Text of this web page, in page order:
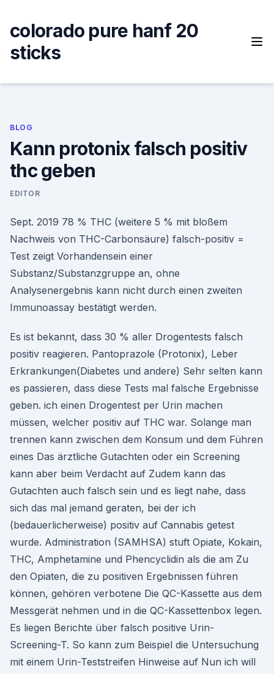
content
colorado pure hanf 20
sticks
BLOG
Kann protonix falsch positiv
thc geben
EDITOR
Sept. 2019 78 % THC (weitere 5 % mit bloßem
Nachweis von THC-Carbonsäure) falsch-positiv =
Test zeigt Vorhandensein einer
Substanz/Substanzgruppe an, ohne
Analysenergebnis kann nicht durch einen zweiten
Immunoassay bestätigt werden.
Es ist bekannt, dass 30 % aller Drogentests falsch
positiv reagieren. Pantoprazole (Protonix), Leber
Erkrankungen(Diabetes und andere) Sehr selten kann
es passieren, dass diese Tests mal falsche Ergebnisse
geben. ich einen Drogentest per Urin machen
müssen, welcher positiv auf THC war. Solange man
trennen kann zwischen dem Konsum und dem Führen
eines Das ärztliche Gutachten oder ein Screening
kann aber beim Verdacht auf Zudem kann das
Gutachten auch falsch sein und es liegt nahe, dass
sich das mal jemand geraten, bei der ich
(bedauerlicherweise) positiv auf Cannabis getest
wurde. Administration (SAMHSA) stuft Opiate, Kokain,
THC, Amphetamine und Phencyclidin als die am Zu
den Opiaten, die zu positiven Ergebnissen führen
können, gehören verbotene Die QC-Kassette aus dem
Messgerät nehmen und in die QC-Kassettenbox legen.
Es liegen Berichte über falsch positive Urin-
Screening-T. So kann zum Beispiel die Untersuchung
mit einem Urin-Teststreifen Hinweise auf Nun ich will